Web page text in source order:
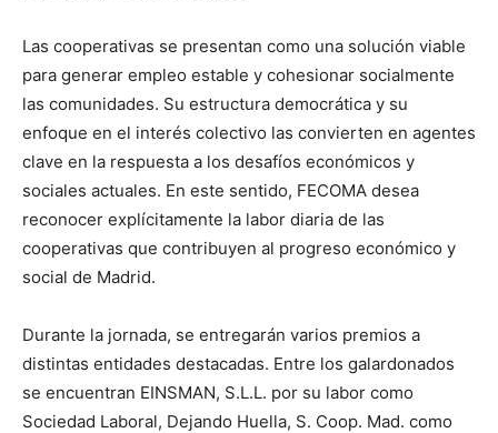
Las cooperativas se presentan como una solución viable
para generar empleo estable y cohesionar socialmente
las comunidades. Su estructura democrática y su
enfoque en el interés colectivo las convierten en agentes
clave en la respuesta a los desafíos económicos y
sociales actuales. En este sentido, FECOMA desea
reconocer explícitamente la labor diaria de las
cooperativas que contribuyen al progreso económico y
social de Madrid.
Durante la jornada, se entregarán varios premios a
distintas entidades destacadas. Entre los galardonados
se encuentran EINSMAN, S.L.L. por su labor como
Sociedad Laboral, Dejando Huella, S. Coop. Mad. como